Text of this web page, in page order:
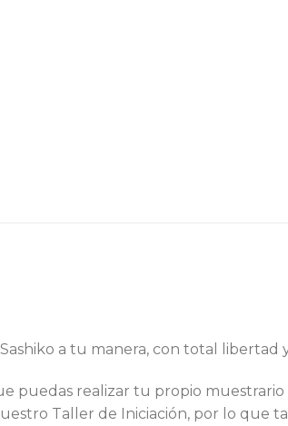
a tu manera, con total libertad
puedas realizar tu propio
Taller de Iniciación, por lo que